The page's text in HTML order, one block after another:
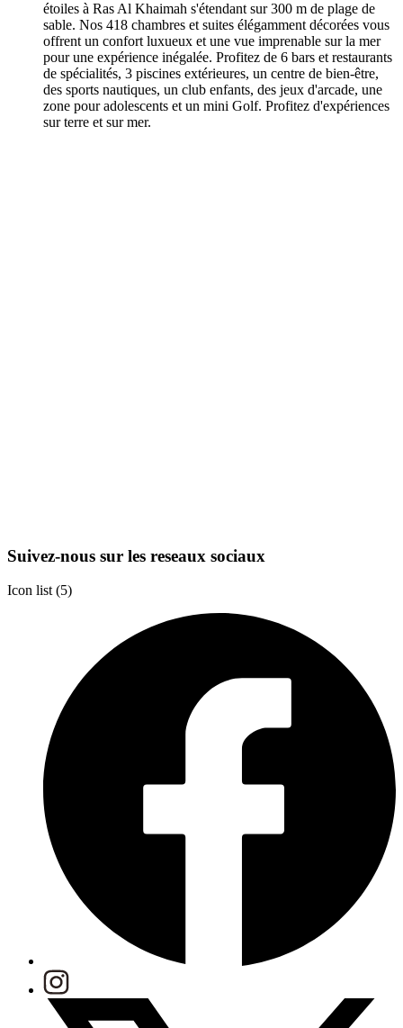
étoiles à Ras Al Khaimah s'étendant sur 300 m de plage de
sable. Nos 418 chambres et suites élégamment décorées vous
offrent un confort luxueux et une vue imprenable sur la mer
pour une expérience inégalée. Profitez de 6 bars et restaurants
de spécialités, 3 piscines extérieures, un centre de bien-être,
des sports nautiques, un club enfants, des jeux d'arcade, une
zone pour adolescents et un mini Golf. Profitez d'expériences
sur terre et sur mer.
Suivez-nous sur les reseaux sociaux
Icon list 5 Partners
(5)